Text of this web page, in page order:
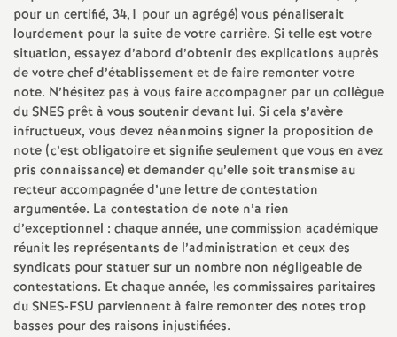
g
n
e
m
e
n
t
pour un certifié, 34,1 pour un agrégé) vous pénaliserait
lourdement pour la suite de votre carrière. Si telle est votre
situation, essayez d’abord d’obtenir des explications auprès
de votre chef d’établissement et de faire remonter votre
note. N’hésitez pas à vous faire accompagner par un collègue
duSNES prêt à vous soutenir devant lui. Si cela s’avère
infructueux, vous devez néanmoins signer la proposition de
note (c’est obligatoire et signifie seulement que vous en avez
pris connaissance) et demander qu’elle soit transmise au
recteur accompagnée d’une lettre de contestation
argumentée. La contestation de note n’a rien
d’exceptionnel : chaque année, une commission académique
réunit les représentants de l’administration et ceux des
syndicats pour statuer sur un nombre non négligeable de
contestations. Et chaque année, les commissaires paritaires
duSNES-FSU parviennent à faire remonter des notes trop
basses pour des raisons injustifiées.